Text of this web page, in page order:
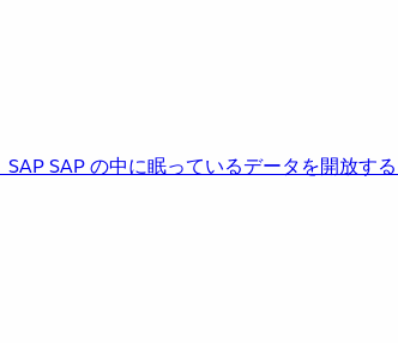
SAPSAP の中に眠っているデータを開放す